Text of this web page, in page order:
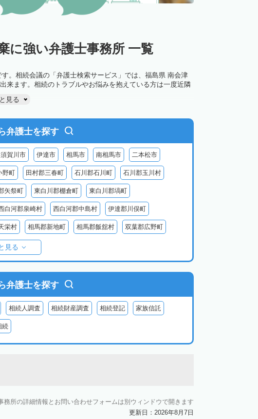
に強い弁護士事務所 一覧
。相続会議の「弁護士検索サービス」では、福島県 南会津
来ます。相続のトラブルやお悩みを抱えている方は一度近隣
見る
弁護士を探す
須賀川市 伊達市 相馬市 南相馬市 二本松市
野町 田村郡三春町 石川郡石川町 石川郡玉川村
矢祭町 東白川郡棚倉町 東白川郡塙町
白河郡泉崎村 西白河郡中島村 伊達郡川俣町
栄村 相馬郡新地町 相馬郡飯舘村 双葉郡広野町
江町
郡北塩原村 河沼郡会津坂下町 河沼郡柳津町
郡三島町 大沼郡昭和村
見る
弁護士を探す
相続人調査 相続財産調査 相続登記 家族信託
続
務所の詳細情報とお問い合わせフォームは別ウィンドウで開きます
更新日：2026年8月7日